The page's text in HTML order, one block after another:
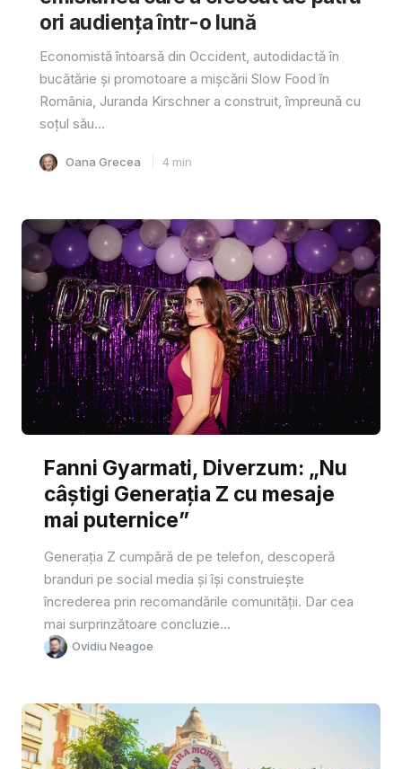
ori audiența într-o lună
Economistă întoarsă din Occident, autodidactă în
bucătărie și promotoare a mișcării Slow Food în
România, Juranda Kirschner a construit, împreună cu
soțul său...
Oana Grecea 4 min
Fanni Gyarmati, Diverzum: „Nu
câștigi Generația Z cu mesaje
mai puternice”
Generația Z cumpără de pe telefon, descoperă
branduri pe social media și își construiește
încrederea prin recomandările comunității. Dar cea
mai surprinzătoare concluzie...
Ovidiu Neagoe